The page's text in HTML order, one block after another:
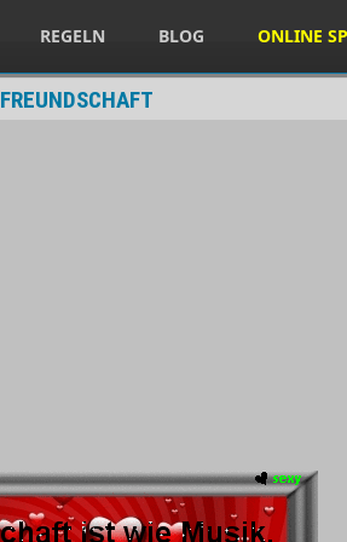
REGELN BLOG ONLINE
FREUNDSCHAFT